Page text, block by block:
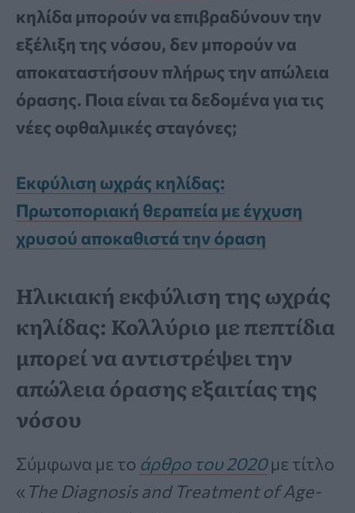
κηλίδα μπορούν να επιβραδύνουν την
εξέλιξη της νόσου, δεν μπορούν να
αποκαταστήσουν πλήρως την απώλεια
όρασης. Ποια είναι τα δεδομένα για τις
νέες οφθαλμικές σταγόνες;
Εκφύλιση ωχράς κηλίδας:
Πρωτοποριακή θεραπεία με έγχυση
χρυσού αποκαθιστά την όραση
Ηλικιακή εκφύλιση της ωχράς
κηλίδας: Κολλύριο με πεπτίδια
μπορεί να αντιστρέψει την
απώλεια όρασης εξαιτίας της
νόσου
Σύμφωνα με το άρθρο του 2020με τίτλο
« The Diagnosis and Treatment of Age-